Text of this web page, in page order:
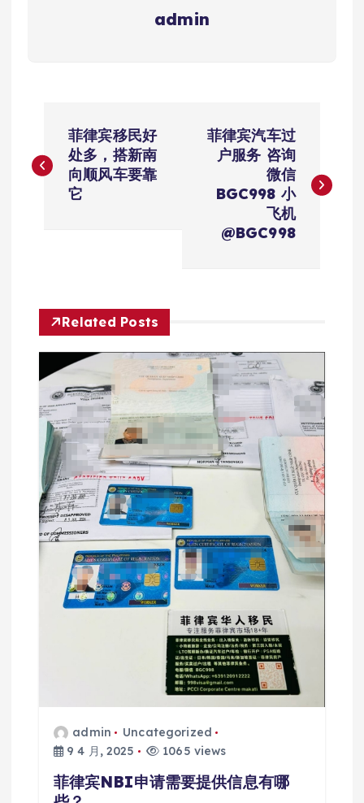
admin
章
菲律宾移民好
处多，搭新南
向顺风车要靠
它
菲律宾汽车过
户服务 咨询
微信
BGC998 小
飞机
@BGC998
Related Posts
admin
Uncategorized
9 4 月, 2025
1065 views
菲律宾NBI申请需要提供信息有哪